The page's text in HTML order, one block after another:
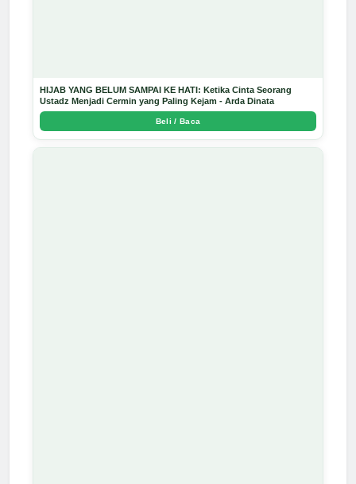
HIJAB YANG BELUM SAMPAI KE HATI: Ketika Cinta Seorang
Ustadz Menjadi Cermin yang Paling Kejam - Arda Dinata
Beli / Baca